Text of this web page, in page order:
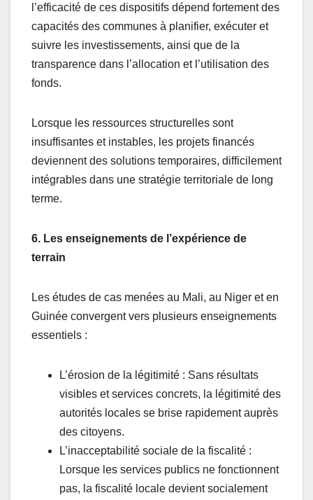
l’efficacité de ces dispositifs dépend fortement des
capacités des communes à planifier, exécuter et
suivre les investissements, ainsi que de la
transparence dans l’allocation et l’utilisation des
fonds.
Lorsque les ressources structurelles sont
insuffisantes et instables, les projets financés
deviennent des solutions temporaires, difficilement
intégrables dans une stratégie territoriale de long
terme.
6. Les enseignements de l’expérience de
terrain
Les études de cas menées au Mali, au Niger et en
Guinée convergent vers plusieurs enseignements
essentiels :
L’érosion de la légitimité : Sans résultats
visibles et services concrets, la légitimité des
autorités locales se brise rapidement auprès
des citoyens.
L’inacceptabilité sociale de la fiscalité :
Lorsque les services publics ne fonctionnent
pas, la fiscalité locale devient socialement